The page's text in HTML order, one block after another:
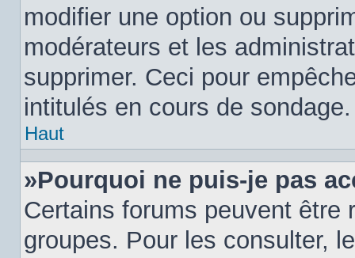
modifier une option ou
modérateurs et les
supprimer. Ceci pour
intitulés en cours de sondage.
Haut
»Pourquoi ne puis-je pas
Certains forums peuvent être
groupes. Pour les consulter,